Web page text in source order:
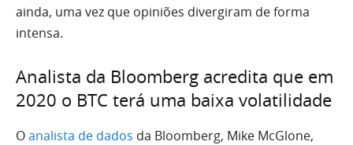
ainda, uma vez que opiniões divergiram de forma
intensa.
Analista da Bloomberg acredita que em
2020 o BTC terá uma baixa volatilidade
Oanalista de dados da Bloomberg, Mike McGlone,